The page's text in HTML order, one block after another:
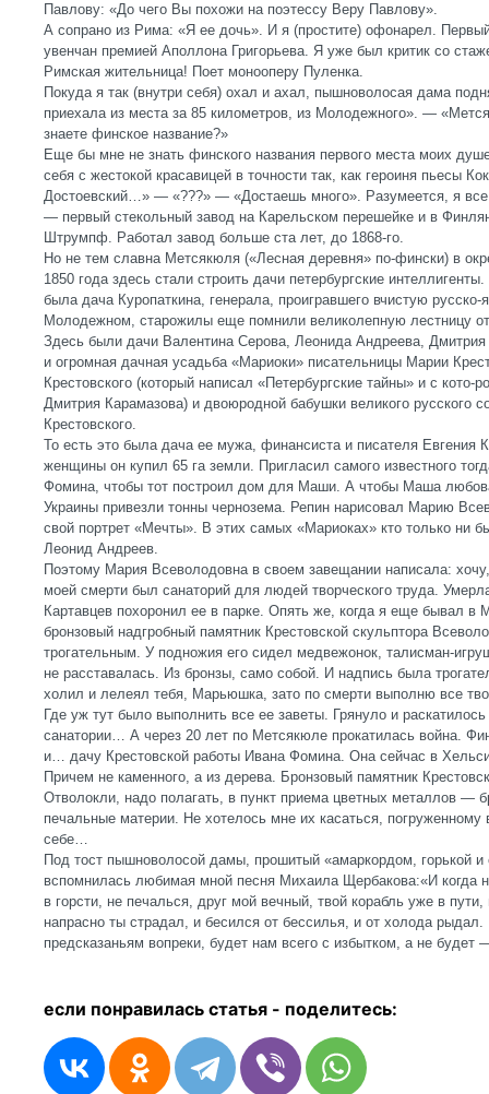
Павлову: «До чего Вы похожи на поэтессу Веру Павлову».
А сопрано из Рима: «Я ее дочь». И я (простите) офонарел.
увенчан премией Аполлона Григорьева. Я уже был критик со
Римская жительница! Поет монооперу Пуленка.
Покуда я так (внутри себя) охал и ахал, пышноволосая дама
приехала из места за 85 километров, из Молодежного». —
знаете финское название?»
Еще бы мне не знать финского названия первого места моих
себя с жестокой красавицей в точности так, как героиня пьесы
Достоевский…» — «???» — «Достаешь много». Разумеется, я
— первый стекольный завод на Карельском перешейке и в
Штрумпф. Работал завод больше ста лет, до 1868-го.
Но не тем славна Метсякюля («Лесная деревня» по-фински) в
1850 года здесь стали строить дачи петербургские
была дача Куропаткина, генерала, проигравшего вчистую
Молодежном, старожилы еще помнили великолепную лестницу
Здесь были дачи Валентина Серова, Леонида Андреева, Дмитрия
и огромная дачная усадьба «Мариоки» писательницы Марии
Крестовского (который написал «Петербургские тайны» и с кото-
Дмитрия Карамазова) и двоюродной бабушки великого русского
Крестовского.
То есть это была дача ее мужа, финансиста и писателя Евгения
женщины он купил 65 га земли. Пригласил самого известного
Фомина, чтобы тот построил дом для Маши. А чтобы Маша
Украины привезли тонны чернозема. Репин нарисовал Марию
свой портрет «Мечты». В этих самых «Мариоках» кто только ни
Леонид Андреев.
Поэтому Мария Всеволодовна в своем завещании написала:
моей смерти был санаторий для людей творческого труда.
Картавцев похоронил ее в парке. Опять же, когда я еще бывал
бронзовый надгробный памятник Крестовской скульптора
трогательным. У подножия его сидел медвежонок, талисман-
не расставалась. Из бронзы, само собой. И надпись была
холил и лелеял тебя, Марьюшка, зато по смерти выполню все
Где уж тут было выполнить все ее заветы. Грянуло и
санатории… А через 20 лет по Метсякюле прокатилась война.
и… дачу Крестовской работы Ивана Фомина. Она сейчас в
Причем не каменного, а из дерева. Бронзовый памятник
Отволокли, надо полагать, в пункт приема цветных металлов —
печальные материи. Не хотелось мне их касаться, погруженному
себе…
Под тост пышноволосой дамы, прошитый «амаркордом, горькой
вспомнилась любимая мной песня Михаила Щербакова:«И когда
в горсти, не печалься, друг мой вечный, твой корабль уже в
напрасно ты страдал, и бесился от бессилья, и от холода
предсказаньям вопреки, будет нам всего с избытком, а не будет
если понравилась статья - поделитесь: